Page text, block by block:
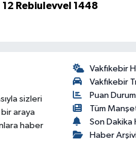
12 Rebiulevvel 1448
sizleri
araya
haber
Vakfıkebir
Vakfıkebir
Puan
Tüm
Son Dakika
Haber